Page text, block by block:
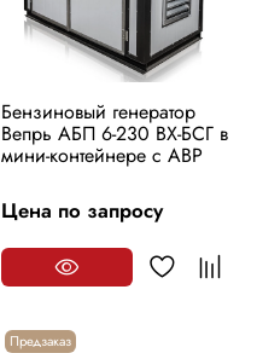
Бензиновый генератор
Вепрь АБП 6-230 ВХ-БСГ в
мини-контейнере с АВР
Цена по запросу
Предзаказ